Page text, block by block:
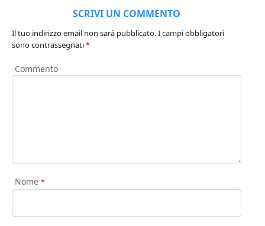
SCRIVI UN COMMENTO
Il tuo indirizzo email non sarà pubblicato.I campi obbligatori
sono contrassegnati*
Commento
Nome *